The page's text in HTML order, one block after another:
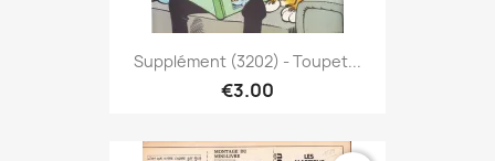
Supplément (3202) - Toupet...
€3.00